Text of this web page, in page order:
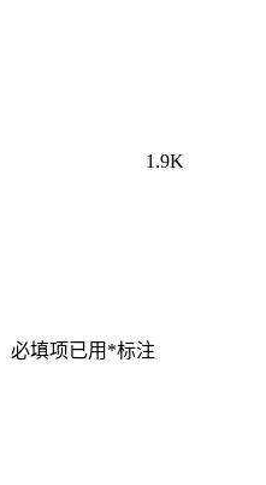
1.9K
必填项已用 *标注